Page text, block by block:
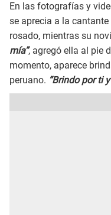
En las fotografías y
se aprecia a la
rosado, mientras su
mía”, agregó ella al pie
momento, aparece
peruano. “Brindo por ti